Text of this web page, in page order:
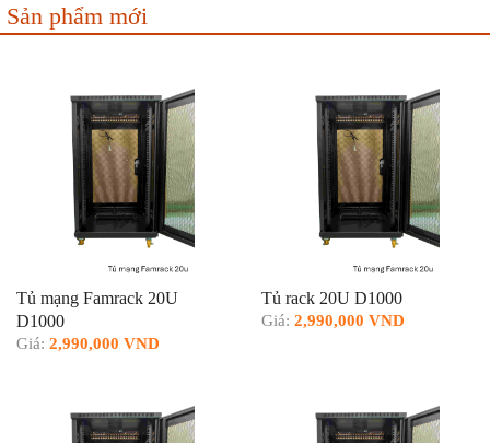
Sản phẩm mới
Tủ mạng Famrack 20U
D1000
Giá: 2,990,000 VND
Tủ rack 20U D1000
Giá: 2,990,000 VND